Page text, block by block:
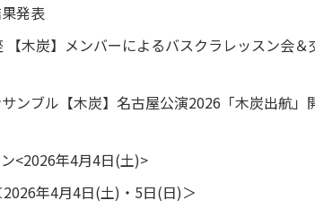
発表
木炭】メンバーによるバスクラレッスン会＆
ンブル【木炭】名古屋公演2026「木炭出航」
<2026年4月4日(土)>
年4月4日(土)・5日(日)＞